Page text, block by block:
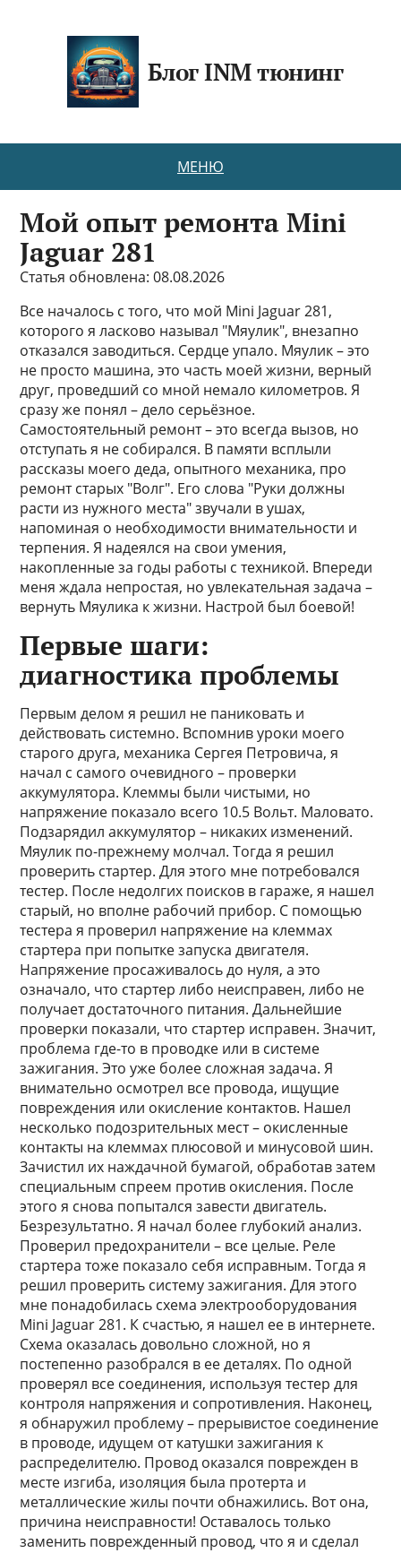
Блог INM тюнинг
МЕНЮ
Мой опыт ремонта Mini
Jaguar 281
Статья обновлена: 08.08.2026
Все началось с того, что мой Mini Jaguar 281,
которого я ласково называл "Мяулик", внезапно
отказался заводиться. Сердце упало. Мяулик – это
не просто машина, это часть моей жизни, верный
друг, проведший со мной немало километров. Я
сразу же понял – дело серьёзное.
Самостоятельный ремонт – это всегда вызов, но
отступать я не собирался. В памяти всплыли
рассказы моего деда, опытного механика, про
ремонт старых "Волг". Его слова "Руки должны
расти из нужного места" звучали в ушах,
напоминая о необходимости внимательности и
терпения. Я надеялся на свои умения,
накопленные за годы работы с техникой. Впереди
меня ждала непростая, но увлекательная задача –
вернуть Мяулика к жизни. Настрой был боевой!
Первые шаги:
диагностика проблемы
Первым делом я решил не паниковать и
действовать системно. Вспомнив уроки моего
старого друга, механика Сергея Петровича, я
начал с самого очевидного – проверки
аккумулятора. Клеммы были чистыми, но
напряжение показало всего 10.5 Вольт. Маловато.
Подзарядил аккумулятор – никаких изменений.
Мяулик по-прежнему молчал. Тогда я решил
проверить стартер. Для этого мне потребовался
тестер. После недолгих поисков в гараже, я нашел
старый, но вполне рабочий прибор. С помощью
тестера я проверил напряжение на клеммах
стартера при попытке запуска двигателя.
Напряжение просаживалось до нуля, а это
означало, что стартер либо неисправен, либо не
получает достаточного питания. Дальнейшие
проверки показали, что стартер исправен. Значит,
проблема где-то в проводке или в системе
зажигания. Это уже более сложная задача. Я
внимательно осмотрел все провода, ищущие
повреждения или окисление контактов. Нашел
несколько подозрительных мест – окисленные
контакты на клеммах плюсовой и минусовой шин.
Зачистил их наждачной бумагой, обработав затем
специальным спреем против окисления. После
этого я снова попытался завести двигатель.
Безрезультатно. Я начал более глубокий анализ.
Проверил предохранители – все целые. Реле
стартера тоже показало себя исправным. Тогда я
решил проверить систему зажигания. Для этого
мне понадобилась схема электрооборудования
Mini Jaguar 281. К счастью, я нашел ее в интернете.
Схема оказалась довольно сложной, но я
постепенно разобрался в ее деталях. По одной
проверял все соединения, используя тестер для
контроля напряжения и сопротивления. Наконец,
я обнаружил проблему – прерывистое соединение
в проводе, идущем от катушки зажигания к
распределителю. Провод оказался поврежден в
месте изгиба, изоляция была протерта и
металлические жилы почти обнажились. Вот она,
причина неисправности! Оставалось только
заменить поврежденный провод, что я и сделал